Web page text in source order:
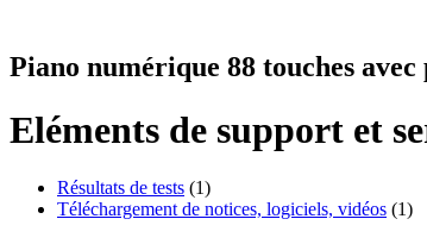
Piano numérique 88 touches
Eléments de support et
Résultats de tests (1)
Téléchargement de notices, logiciels, vidéos (1)